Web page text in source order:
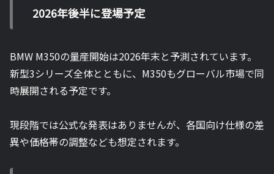
2026年後半に登場予定
BMW M350の量産開始は2026年末と予測されています。
新型3シリーズ全体とともに、M350もグローバル市場で同
時展開される予定です。
現段階では公式な発表はありませんが、各国向け仕様の差
異や価格帯の調整なども想定されます。